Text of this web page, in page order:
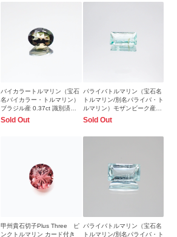
バイカラートルマリン（宝石
名バイカラー・トルマリン）
ブラジル産 0.37ct 識別済
5.1×3.9mm前後
Sold Out
パライバトルマリン（宝石名
トルマリン/別名パライバ・ト
ルマリン）モザンビーク産
0.89ct 識別済8.4x4.5mm前後
Sold Out
甲州貴石切子Plus Three ピ
ンクトルマリン カード付き
パライバトルマリン（宝石名
トルマリン/別名パライバ・ト